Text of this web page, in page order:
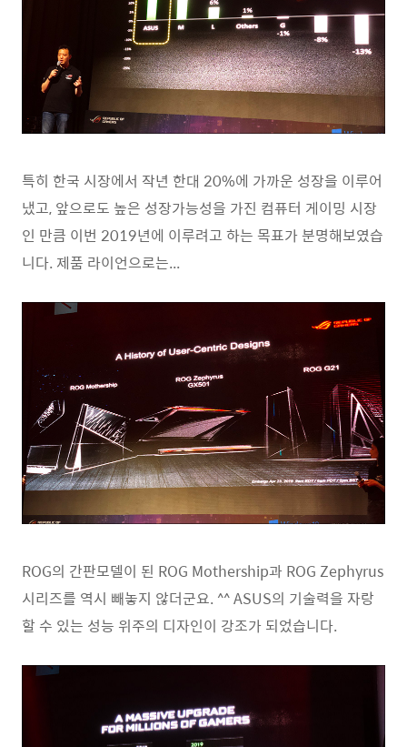
특히 한국 시장에서 작년 한대 20%에 가까운 성장을 이루어
냈고, 앞으로도 높은 성장가능성을 가진 컴퓨터 게이밍 시장
인 만큼 이번 2019년에 이루려고 하는 목표가 분명해보였습
니다. 제품 라이언으로는...
ROG의 간판모델이 된 ROG Mothership과 ROG Zephyrus
시리즈를 역시 빼놓지 않더군요. ^^ ASUS의 기술력을 자랑
할 수 있는 성능 위주의 디자인이 강조가 되었습니다.